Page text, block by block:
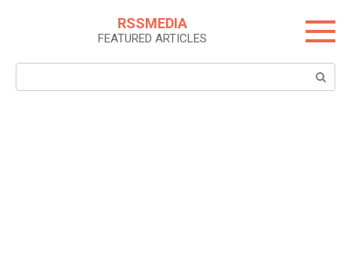
RSSMEDIA
FEATURED ARTICLES
Search: